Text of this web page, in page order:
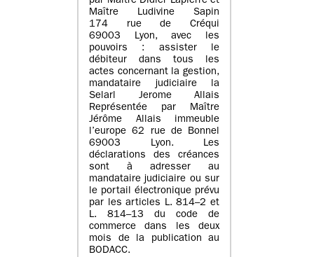
Maître Ludivine Sapin
174 rue de Créqui
69003 Lyon, avec les
pouvoirs : assister le
débiteur dans tous les
actes concernant la gestion,
mandataire judiciaire la
Selarl Jerome Allais
Représentée par Maître
Jérôme Allais immeuble
l’europe 62 rue de Bonnel
69003 Lyon. Les
déclarations des créances
sont à adresser au
mandataire judiciaire ou sur
le portail électronique prévu
par les articles L. 814–2 et
L. 814–13 du code de
commerce dans les deux
mois de la publication au
BODACC.